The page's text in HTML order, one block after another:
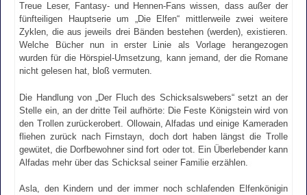
Treue Leser, Fantasy- und Hennen-Fans wissen, dass außer der
fünfteiligen Hauptserie um „Die Elfen“ mittlerweile zwei weitere
Zyklen, die aus jeweils drei Bänden bestehen (werden), existieren.
Welche Bücher nun in erster Linie als Vorlage herangezogen
wurden für die Hörspiel-Umsetzung, kann jemand, der die Romane
nicht gelesen hat, bloß vermuten.
Die Handlung von „Der Fluch des Schicksalswebers“ setzt an der
Stelle ein, an der dritte Teil aufhörte: Die Feste Königstein wird von
den Trollen zurückerobert. Ollowain, Alfadas und einige Kameraden
fliehen zurück nach Firnstayn, doch dort haben längst die Trolle
gewütet, die Dorfbewohner sind fort oder tot. Ein Überlebender kann
Alfadas mehr über das Schicksal seiner Familie erzählen.
Asla, den Kindern und der immer noch schlafenden Elfenkönigin